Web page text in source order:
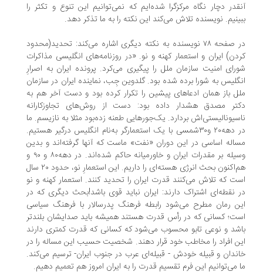
دچار نگاه مرکزگرا شده‌ایم که نمی‌توانیم این تنوع و تکثر را
نویسنده تلاش می‌کند این نکته را به ما تذکر دهد.
در صفحه ۷۸ نویسنده به نکته دیگری اشاره می‌کند: تحدید(محدود
ایران و استعمار کهنه و نو. «در روزنامه‌های انگلیسی مذاکرات
امنیت سازمان ملل را پیگیری می‌کرد. پرونده ایران به اصرارِ
به شورا برده شده‌ بود. گلدوین جِب، نماینده ایران در سازمان
باز همان ادعاهای پیشین را تکرار کرده‌ بود و دست آخر هم به
مصدق هشدار داده ‌بود: دست از روش‌های تجاوزکارانه
بردارد. یک‌جورهایی طعنه زده‌بود مثلا به نازیسم. ما
در دهه۲۰ و۳۰شمسی با یک استعمارگر به‌نام انگلیس درگیر هستیم.
اساسی در این دوران «نفت» ماست که آنها گرفته‌اند و بدین
وسیله بر مقدرات ایران و خاورمیانه حاکم شده‌اند. در دهه۸۰ و ۹۰ و
هم‌اکنون بحث انرژی هسته‌ای را داریم. این استعمارِ نو، حدود ۲۰ سال
که تلاش می‌کنند قدرت ایران را تحدید کنند. استعمار کهنه و نو
نقطه‌ای اشتراک دارند: ایران نباید قوی باشد!بحث دیگری که در
رمان مطرح می‌شود رابطه فرهنگ پدرسالار با فرهنگ سیاسی
کسانی ‌که در رأس قدرت هستند همیشه باید صدایشان بلندتر
و نوعی تابو محسوب می‌شود که کسانی که قدرت کمتری دارند
افراد را مخاطب خود قرار دهند. شخصیت حسیب این مساله را در
و قبیله خودش - قبیله‌ای عرب در جنوب ایران- ترسیم می‌کند.
می‌توانیم این فرم تقسیم قدرت را به ایران امروز هم تعمیم دهیم.